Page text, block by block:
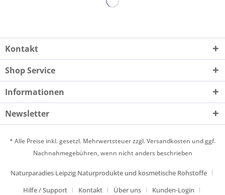
Kontakt
Shop Service
Informationen
Newsletter
* Alle Preise inkl. gesetzl. Mehrwertsteuer zzgl.Versandkosten und ggf.
Nachnahmegebühren, wenn nicht anders beschrieben
Naturparadies Leipzig Naturprodukte und kosmetische Rohstoffe
Hilfe / Support
Kontakt Über uns Kunden-Login